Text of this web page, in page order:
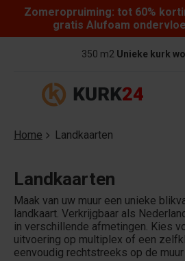
Skip to content
Zomeropruiming: tot 60%
gratis Alufoam
350 m2 Unieke kurk
Home Landkaarten
Landkaarten
Maak van uw muur een unieke
landkaart. Verkrijgbaar als
in verschillende afmetingen. Kies
uitvoering op multiplex of een
eenvoudig rechtstreeks op de